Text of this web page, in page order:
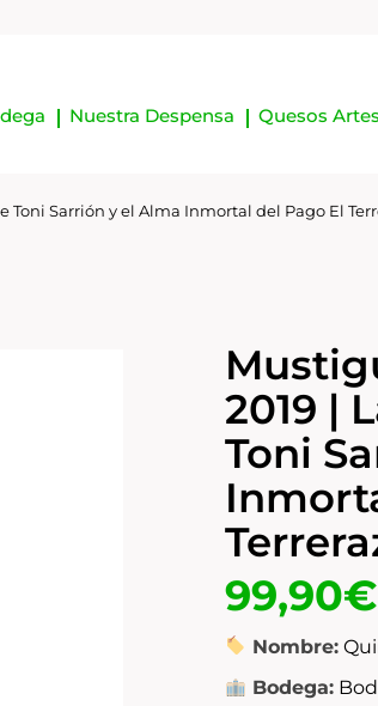
Nuestra Despensa Quesos
Toni Sarrión y el Alma Inmortal del Pago El
2019 |
Toni
99,90€
Nombre:
Bodega: